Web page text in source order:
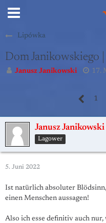
Lipówka
Dom Janikowskiego
Janusz Janikowski 17.
1
Janusz Janikowski
Lagower
5. Juni 2022
Ist natürlich absoluter
einen Menschen aussagen!
Also ich esse definitiv auch